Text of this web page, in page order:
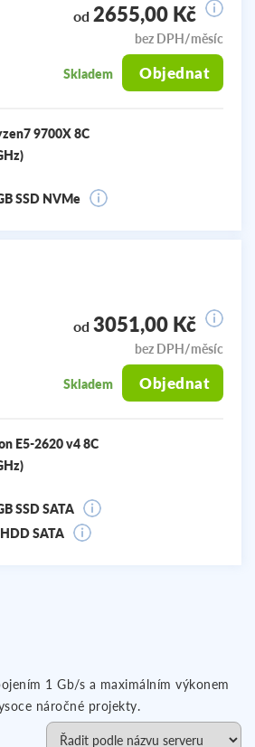
9700X 8C
SSD NVMe
od 2655,00 Kč
bez DPH/měsíc
Skladem Objednat
E5-2620 v4 8C
SSD SATA
SATA
od 3051,00 Kč
bez DPH/měsíc
Skladem Objednat
1 Gb/s a maximálním výkonem
náročné projekty.